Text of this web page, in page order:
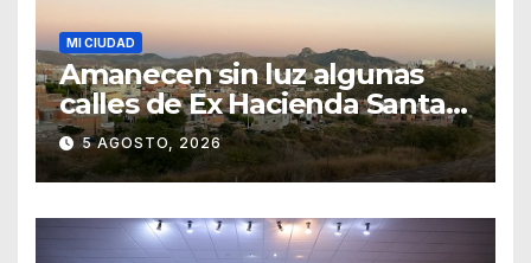
MI CIUDAD
Amanecen sin luz algunas
calles de Ex Hacienda Santa
Teresa
5 AGOSTO, 2026